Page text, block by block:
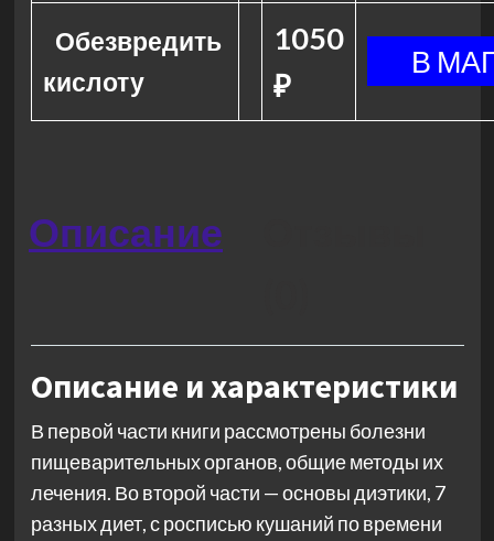
Обезвредить
кислоту
1050
₽
Описание
Описание и характеристики
В первой части книги рассмотрены болезни
пищеварительных органов, общие методы их
лечения. Во второй части — основы диэтики, 7
разных диет, с росписью кушаний по времени